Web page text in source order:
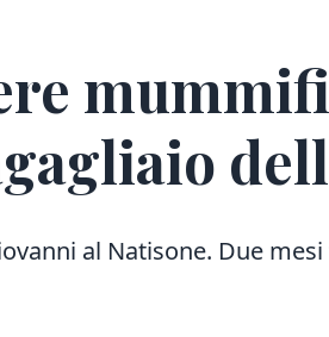
al Natisone. Due